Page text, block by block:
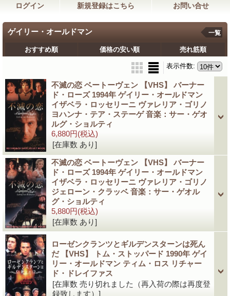
ログイン 新規登録はこちら お問い合せ
ゲイリー・オールドマン 一覧
おすすめ順 価格の安い順 売れ筋順
表示件数:
不滅の恋 ベートーヴェン 【VHS】 バーナー
ド・ローズ 1994年 ゲイリー・オールドマン
イザベラ・ロッセリーニ ヴァレリア・ゴリノ
ヨハンナ・テア・ステーゲ 音楽：サー・ゲオ
ルグ・ショルティ
6,880円(税込)
[在庫数 あり]
不滅の恋 ベートーヴェン 【VHS】 バーナー
ド・ローズ 1994年 ゲイリー・オールドマン
イザベラ・ロッセリーニ ヴァレリア・ゴリノ
ジェローン・クラッベ 音楽：サー・ゲオル
グ・ショルティ
5,880円(税込)
[在庫数 あり]
ローゼンクランツとギルデンスターンは死ん
だ 【VHS】 トム・ストッパード 1990年 ゲイ
リー・オールドマン ティム・ロス リチャー
ド・ドレイファス
[在庫数 売り切れました（再入荷の際は再度登
録致します）]